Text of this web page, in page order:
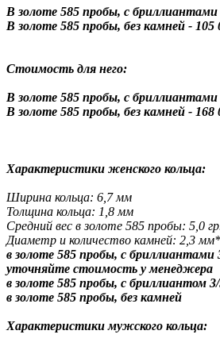
В золоте 585 пробы, с бриллиантами
В золоте 585 пробы, без камней - 105
Стоимость для него:
В золоте 585 пробы, с бриллиантами
В золоте 585 пробы, без камней - 168
Характеристики женского кольца:
Ширина кольца: 6,7 мм
Толщина кольца: 1,8 мм
Средний вес в золоте 585 пробы: 5,0
Диаметр и количество камней: 2,3
в золоте 585 пробы, с бриллиантами
уточняйте стоимость у менеджера
в золоте 585 пробы, с бриллиантом
в золоте 585 пробы, без камней
Характеристики мужского кольца: